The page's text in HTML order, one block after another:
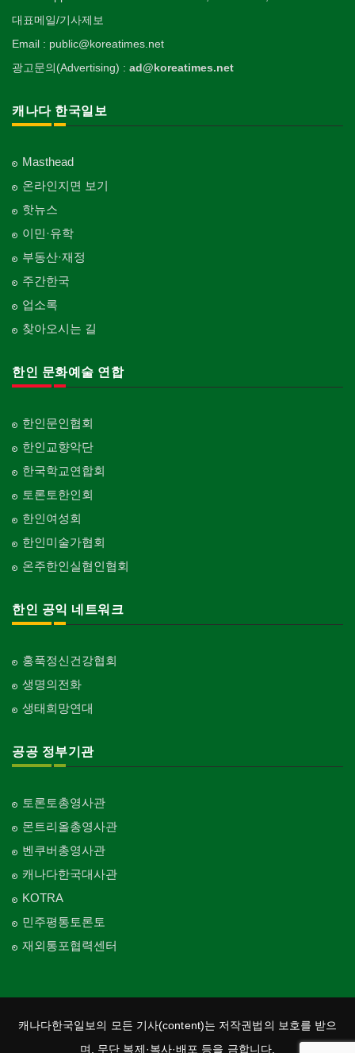
대표메일/기사제보
Email : public@koreatimes.net
광고문의(Advertising) : ad@koreatimes.net
캐나다 한국일보
Masthead
온라인지면 보기
핫뉴스
이민·유학
부동산·재정
주간한국
업소록
찾아오시는 길
한인 문화예술 연합
한인문인협회
한인교향악단
한국학교연합회
토론토한인회
한인여성회
한인미술가협회
온주한인실협인협회
한인 공익 네트워크
홍푹정신건강협회
생명의전화
생태희망연대
공공 정부기관
토론토총영사관
몬트리올총영사관
벤쿠버총영사관
캐나다한국대사관
KOTRA
민주평통토론토
재외통포협력센터
캐나다한국일보의 모든 기사(content)는 저작권법의 보호를 받으
며, 무단 복제·복사·배포 등을 금합니다.